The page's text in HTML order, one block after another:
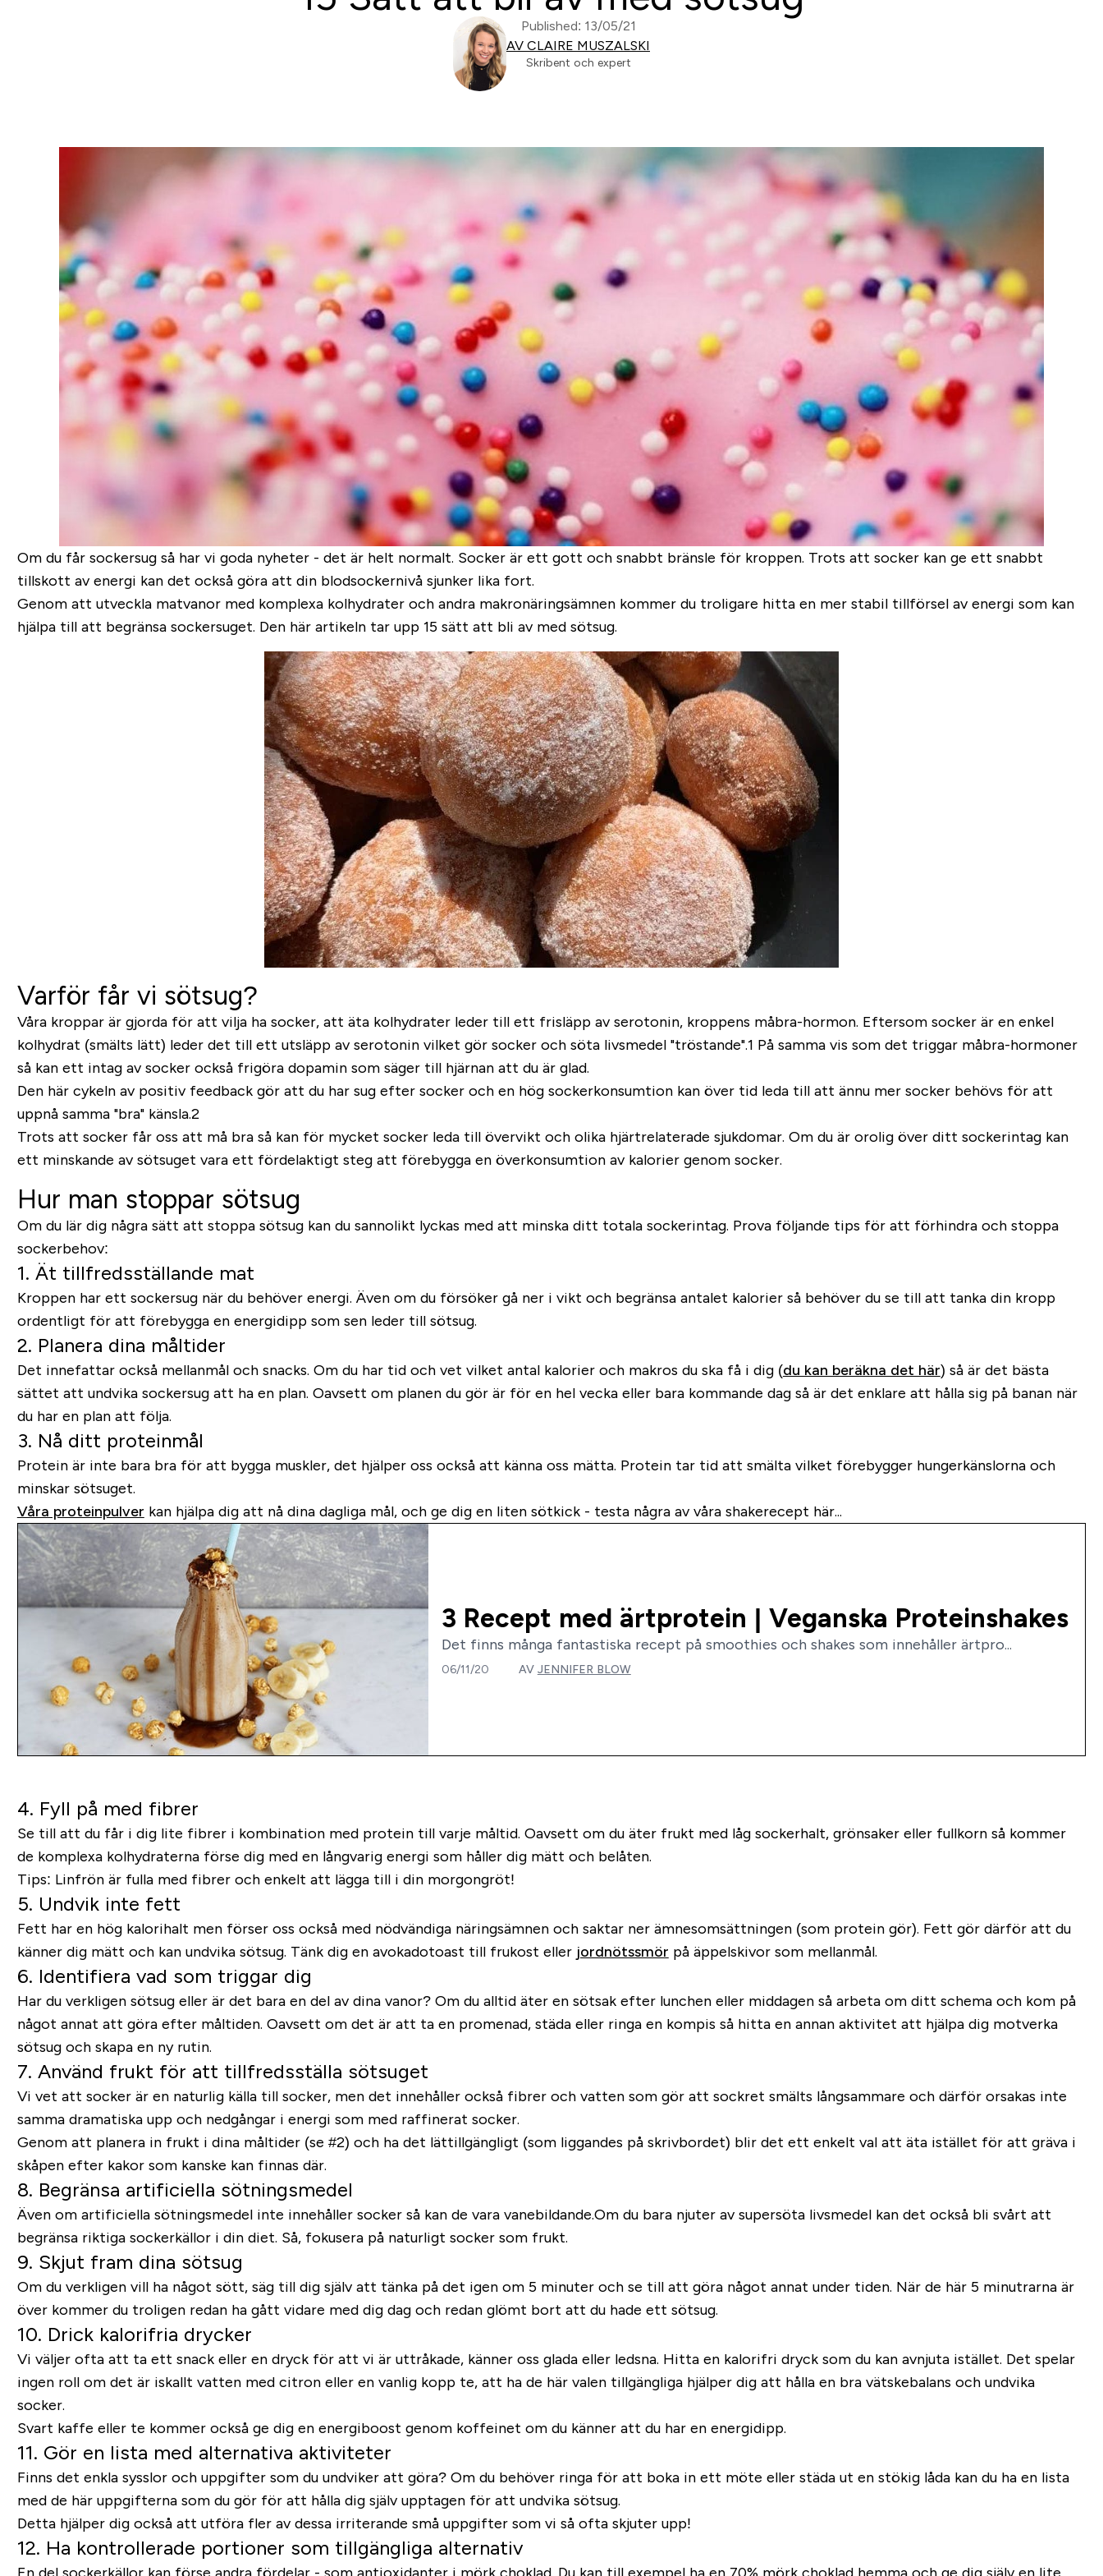
Published: 13/05/21
AV CLAIRE MUSZALSKI
Skribent och expert
Om du får sockersug så har vi goda nyheter - det är helt normalt. Socker är ett gott och snabbt bränsle för kroppen. Trots att socker kan ge ett snabbt
tillskott av energi kan det också göra att din blodsockernivå sjunker lika fort.
Genom att utveckla matvanor med komplexa kolhydrater och andra makronäringsämnen kommer du troligare hitta en mer stabil tillförsel av energi som kan
hjälpa till att begränsa sockersuget. Den här artikeln tar upp 15 sätt att bli av med sötsug.
Varför får vi sötsug?
Våra kroppar är gjorda för att vilja ha socker, att äta kolhydrater leder till ett frisläpp av serotonin, kroppens måbra-hormon. Eftersom socker är en enkel
kolhydrat (smälts lätt) leder det till ett utsläpp av serotonin vilket gör socker och söta livsmedel "tröstande".1 På samma vis som det triggar måbra-hormoner
så kan ett intag av socker också frigöra dopamin som säger till hjärnan att du är glad.
Den här cykeln av positiv feedback gör att du har sug efter socker och en hög sockerkonsumtion kan över tid leda till att ännu mer socker behövs för att
uppnå samma "bra" känsla.2
Trots att socker får oss att må bra så kan för mycket socker leda till övervikt och olika hjärtrelaterade sjukdomar. Om du är orolig över ditt sockerintag kan
ett minskande av sötsuget vara ett fördelaktigt steg att förebygga en överkonsumtion av kalorier genom socker.
Hur man stoppar sötsug
Om du lär dig några sätt att stoppa sötsug kan du sannolikt lyckas med att minska ditt totala sockerintag. Prova följande tips för att förhindra och stoppa
sockerbehov:
1. Ät tillfredsställande mat
Kroppen har ett sockersug när du behöver energi. Även om du försöker gå ner i vikt och begränsa antalet kalorier så behöver du se till att tanka din kropp
ordentligt för att förebygga en energidipp som sen leder till sötsug.
2. Planera dina måltider
Det innefattar också mellanmål och snacks. Om du har tid och vet vilket antal kalorier och makros du ska få i dig (du kan beräkna det här) så är det bästa
sättet att undvika sockersug att ha en plan. Oavsett om planen du gör är för en hel vecka eller bara kommande dag så är det enklare att hålla sig på banan när
du har en plan att följa.
3. Nå ditt proteinmål
Protein är inte bara bra för att bygga muskler, det hjälper oss också att känna oss mätta. Protein tar tid att smälta vilket förebygger hungerkänslorna och
minskar sötsuget.
Våra proteinpulver kan hjälpa dig att nå dina dagliga mål, och ge dig en liten sötkick - testa några av våra shakerecept här...
3 Recept med ärtprotein | Veganska Proteinshakes
Det finns många fantastiska recept på smoothies och shakes som innehåller ärtpro...
06/11/20 AV JENNIFER BLOW
4. Fyll på med fibrer
Se till att du får i dig lite fibrer i kombination med protein till varje måltid. Oavsett om du äter frukt med låg sockerhalt, grönsaker eller fullkorn så kommer
de komplexa kolhydraterna förse dig med en långvarig energi som håller dig mätt och belåten.
Tips: Linfrön är fulla med fibrer och enkelt att lägga till i din morgongröt!
5. Undvik inte fett
Fett har en hög kalorihalt men förser oss också med nödvändiga näringsämnen och saktar ner ämnesomsättningen (som protein gör). Fett gör därför att du
känner dig mätt och kan undvika sötsug. Tänk dig en avokadotoast till frukost eller jordnötssmör på äppelskivor som mellanmål.
6. Identifiera vad som triggar dig
Har du verkligen sötsug eller är det bara en del av dina vanor? Om du alltid äter en sötsak efter lunchen eller middagen så arbeta om ditt schema och kom på
något annat att göra efter måltiden. Oavsett om det är att ta en promenad, städa eller ringa en kompis så hitta en annan aktivitet att hjälpa dig motverka
sötsug och skapa en ny rutin.
7. Använd frukt för att tillfredsställa sötsuget
Vi vet att socker är en naturlig källa till socker, men det innehåller också fibrer och vatten som gör att sockret smälts långsammare och därför orsakas inte
samma dramatiska upp och nedgångar i energi som med raffinerat socker.
Genom att planera in frukt i dina måltider (se #2) och ha det lättillgängligt (som liggandes på skrivbordet) blir det ett enkelt val att äta istället för att gräva i
skåpen efter kakor som kanske kan finnas där.
8. Begränsa artificiella sötningsmedel
Även om artificiella sötningsmedel inte innehåller socker så kan de vara vanebildande.Om du bara njuter av supersöta livsmedel kan det också bli svårt att
begränsa riktiga sockerkällor i din diet. Så, fokusera på naturligt socker som frukt.
9. Skjut fram dina sötsug
Om du verkligen vill ha något sött, säg till dig själv att tänka på det igen om 5 minuter och se till att göra något annat under tiden. När de här 5 minutrarna är
över kommer du troligen redan ha gått vidare med dig dag och redan glömt bort att du hade ett sötsug.
10. Drick kalorifria drycker
Vi väljer ofta att ta ett snack eller en dryck för att vi är uttråkade, känner oss glada eller ledsna. Hitta en kalorifri dryck som du kan avnjuta istället. Det spelar
ingen roll om det är iskallt vatten med citron eller en vanlig kopp te, att ha de här valen tillgängliga hjälper dig att hålla en bra vätskebalans och undvika
socker.
Svart kaffe eller te kommer också ge dig en energiboost genom koffeinet om du känner att du har en energidipp.
11. Gör en lista med alternativa aktiviteter
Finns det enkla sysslor och uppgifter som du undviker att göra? Om du behöver ringa för att boka in ett möte eller städa ut en stökig låda kan du ha en lista
med de här uppgifterna som du gör för att hålla dig själv upptagen för att undvika sötsug.
Detta hjälper dig också att utföra fler av dessa irriterande små uppgifter som vi så ofta skjuter upp!
12. Ha kontrollerade portioner som tillgängliga alternativ
En del sockerkällor kan förse andra fördelar - som antioxidanter i mörk choklad. Du kan till exempel ha en 70% mörk choklad hemma och ge dig själv en lite